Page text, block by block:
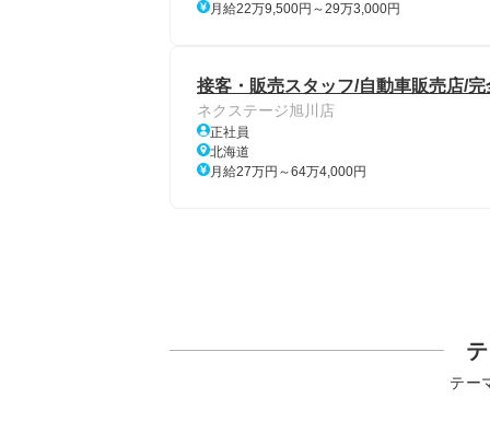
月給22万9,500円～29万3,000円
接客・販売スタッフ/自動車販売店/
ネクステージ旭川店
正社員
北海道
月給27万円～64万4,000円
テー